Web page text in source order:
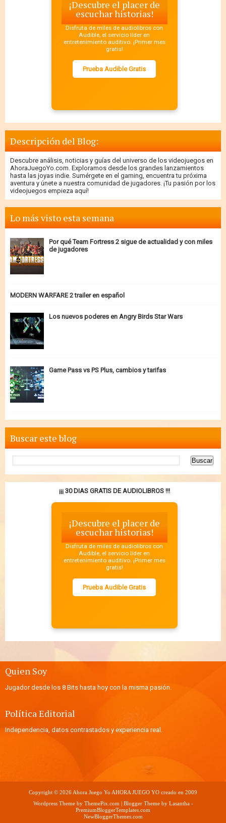
¡Descubre el placer de
escuchar historias!
Disfruta de miles de audiolibros con
Audible, el servicio líder en
entretenimiento auditivo. ¡Primer mes
gratis!
Prueba Audible Gratis
Descripción del Blog:
Descubre análisis, noticias y guías del universo de los videojuegos en
AhoraJuegoYo.com. Exploramos desde los grandes lanzamientos
hasta las joyas indie. Sumérgete en el gaming, encuentra tu próxima
aventura y únete a nuestra comunidad de jugadores. ¡Tu pasión por los
videojuegos empieza aquí!
Lo más visto esta semana
Por qué Team Fortress 2 sigue de actualidad y con miles
de jugadores
MODERN WARFARE 2 trailer en español
Los nuevos poderes en Angry Birds Star Wars
Game Pass vs PS Plus, cambios y tarifas
Buscar este blog
¡¡¡ 30 DIAS GRATIS DE AUDIOLIBROS !!!
¡Descubre el placer de
escuchar historias!
Disfruta de miles de audiolibros con
Audible, el servicio líder en
entretenimiento auditivo. ¡Primer mes
gratis!
Prueba Audible Gratis
Quien Soy
Jugador desde los 8 Bits hasta hoy con la misma pasión.
Política Editorial
Independencia, datos contrastados y experiencia real.
Copyright © 2026 Ahora Juego Yo AHORA JUEGO YO creado en 2009
Wordpress Theme by ThemePix.com | Blogger Theme by Lasantha-
PremiumBloggerTemplates.com
NewBloggerThemes.com